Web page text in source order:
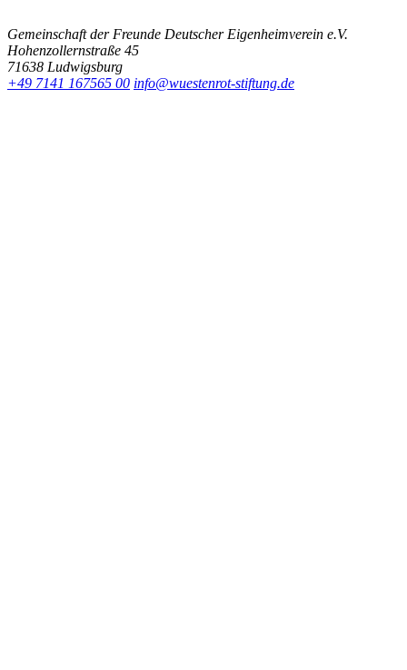
Gemeinschaft der Freunde Deutscher Eigenheimverein e.V.
Hohenzollernstraße 45
71638 Ludwigsburg
+49 7141 167565 00 info@wuestenrot-stiftung.de